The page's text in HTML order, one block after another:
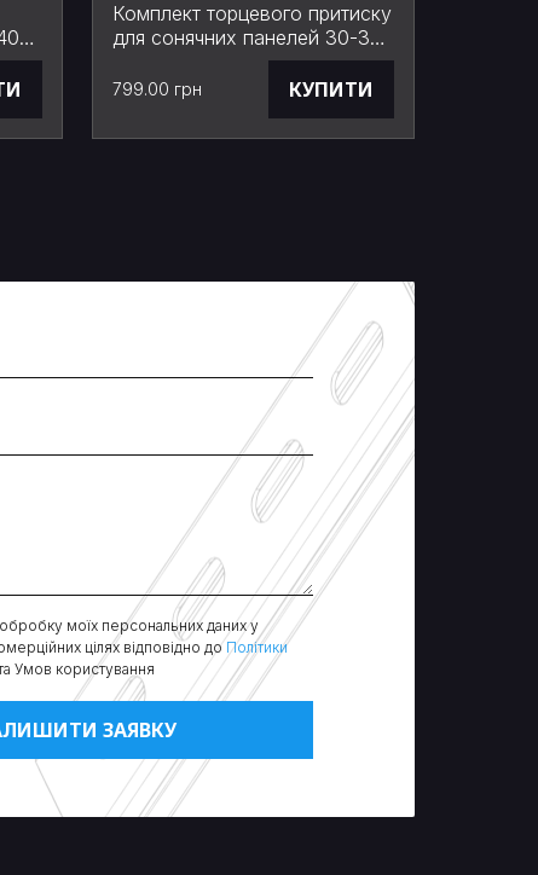
30–
Комплект торцевого притиску
для сонячних панелей 30-35
мм (болт + гайка), 40 мм
799.00 грн КУПИТИ
моїх персональних даних у
цілях відповідно доПолітики
Умов користування